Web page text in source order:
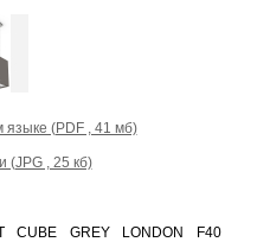
языке (PDF , 41 мб)
(JPG , 25 кб)
CUBE GREY LONDON F40